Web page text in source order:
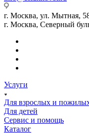
г. Москва, ул. Мытная,
г. Москва, Северный
Услуги
Для взрослых и
Для детей
Сервис и помощь
Каталог